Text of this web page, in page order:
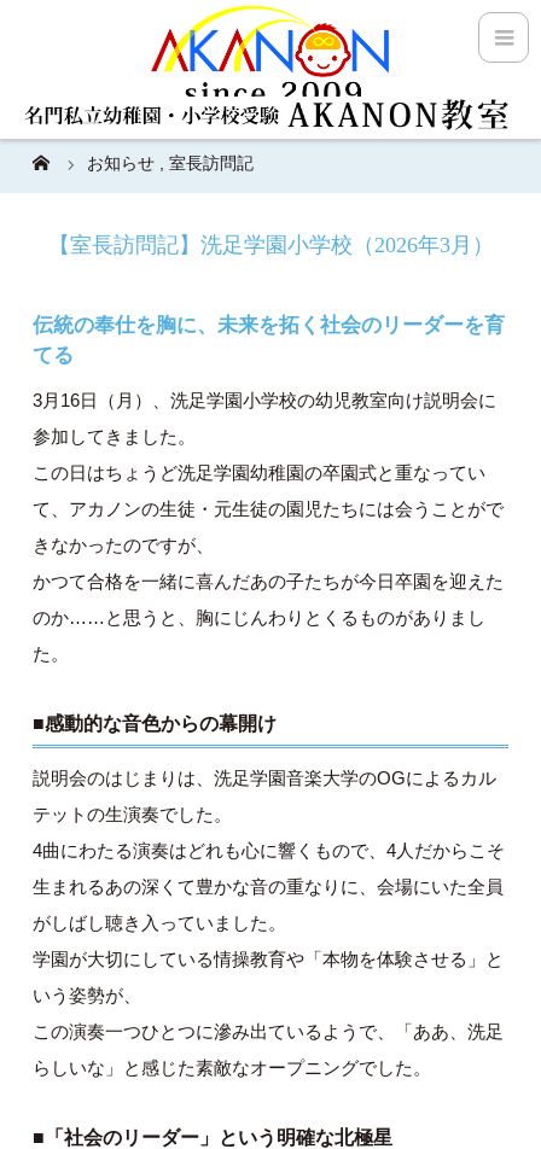
お知らせ ,室長訪問記
【室長訪問記】洗足学園小学校（2026年3月）
伝統の奉仕を胸に、未来を拓く社会のリーダーを育
てる
3月16日（月）、洗足学園小学校の幼児教室向け説明会に
参加してきました。
この日はちょうど洗足学園幼稚園の卒園式と重なってい
て、アカノンの生徒・元生徒の園児たちには会うことがで
きなかったのですが、
かつて合格を一緒に喜んだあの子たちが今日卒園を迎えた
のか……と思うと、胸にじんわりとくるものがありまし
た。
■感動的な音色からの幕開け
説明会のはじまりは、洗足学園音楽大学のOGによるカル
テットの生演奏でした。
4曲にわたる演奏はどれも心に響くもので、4人だからこそ
生まれるあの深くて豊かな音の重なりに、会場にいた全員
がしばし聴き入っていました。
学園が大切にしている情操教育や「本物を体験させる」と
いう姿勢が、
この演奏一つひとつに滲み出ているようで、「ああ、洗足
らしいな」と感じた素敵なオープニングでした。
■「社会のリーダー」という明確な北極星